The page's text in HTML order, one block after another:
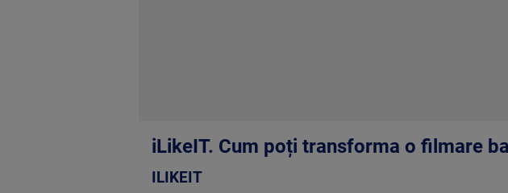
iLikeIT. Cum poți transforma o filmare
ILIKEIT